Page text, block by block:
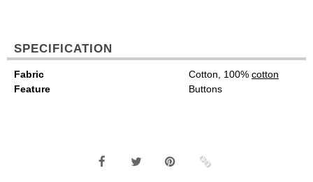
SPECIFICATION
Fabric Cotton, 100% cotton
Feature
Buttons